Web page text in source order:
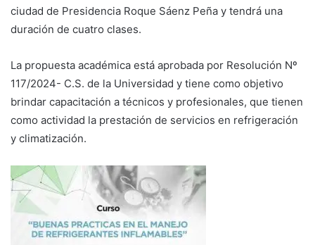
ciudad de Presidencia Roque Sáenz Peña y tendrá una
duración de cuatro clases.
La propuesta académica está aprobada por Resolución Nº
117/2024- C.S. de la Universidad y tiene como objetivo
brindar capacitación a técnicos y profesionales, que tienen
como actividad la prestación de servicios en refrigeración
y climatización.